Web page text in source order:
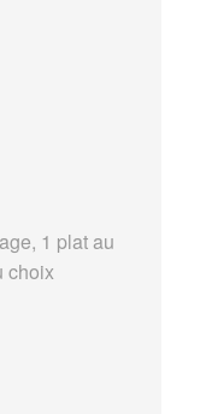
1 plat au
choix